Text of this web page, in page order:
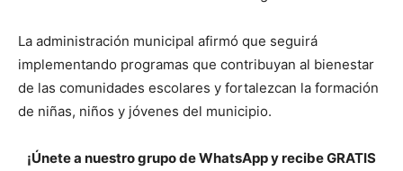
La administración municipal afirmó que seguirá
implementando programas que contribuyan al bienestar
de las comunidades escolares y fortalezcan la formación
de niñas, niños y jóvenes del municipio.
¡Únete a nuestro grupo de WhatsApp y recibe GRATIS